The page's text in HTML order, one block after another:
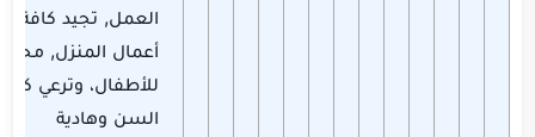
العمل, تجيد كافة
أعمال المنزل, محبة
للأطفال، وترعي كبار
السن وهادية